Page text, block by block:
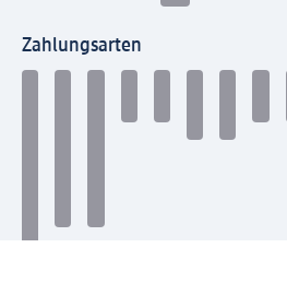
Zahlungsarten